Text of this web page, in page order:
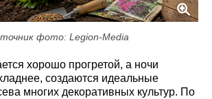
фото: Legion-Media
хорошо прогретой, а ночи
создаются идеальные
многих декоративных культур. По